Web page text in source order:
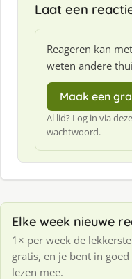
Laat een
Reageren kan
weten andere
Maak een
Al lid? Log in via
wachtwoord.
Elke week nieuwe
1× per week de
gratis, en je bent in
lezen mee.